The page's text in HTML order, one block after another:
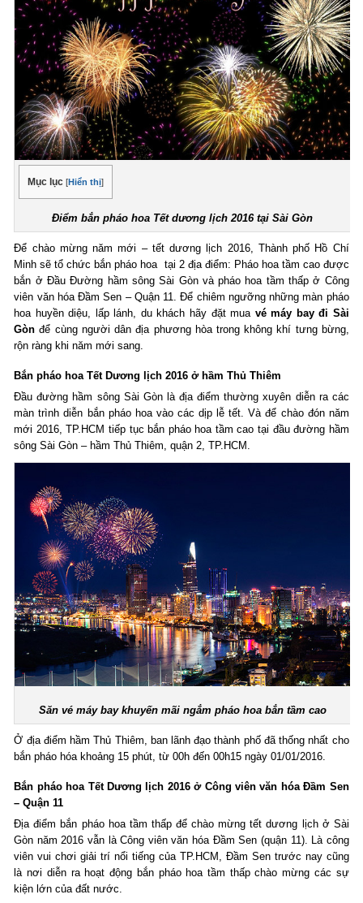
Mục lục [Hiển thị]
Điểm bắn pháo hoa Tết dương lịch 2016 tại Sài Gòn
Để chào mừng năm mới – tết dương lịch 2016, Thành phố Hồ Chí
Minh sẽ tổ chức bắn pháo hoa tại 2 địa điểm: Pháo hoa tầm cao được
bắn ở Đầu Đường hầm sông Sài Gòn và pháo hoa tầm thấp ở Công
viên văn hóa Đầm Sen – Quận 11. Để chiêm ngưỡng những màn pháo
hoa huyền diệu, lấp lánh, du khách hãy đặt mua vé máy bay đi Sài
Gòn để cùng người dân địa phương hòa trong không khí tưng bừng,
rộn ràng khi năm mới sang.
Bắn pháo hoa Tết Dương lịch 2016 ở hầm Thủ Thiêm
Đầu đường hầm sông Sài Gòn là địa điểm thường xuyên diễn ra các
màn trình diễn bắn pháo hoa vào các dịp lễ tết. Và để chào đón năm
mới 2016, TP.HCM tiếp tục bắn pháo hoa tầm cao tại đầu đường hầm
sông Sài Gòn – hầm Thủ Thiêm, quận 2, TP.HCM.
Săn vé máy bay khuyến mãingắm pháo hoa bắn tầm cao
Ở địa điểm hầm Thủ Thiêm, ban lãnh đạo thành phố đã thống nhất cho
bắn pháo hóa khoảng 15 phút, từ 00h đến 00h15 ngày 01/01/2016.
Bắn pháo hoa Tết Dương lịch 2016 ở Công viên văn hóa Đầm Sen
– Quận 11
Địa điểm bắn pháo hoa tầm thấp để chào mừng tết dương lịch ở Sài
Gòn năm 2016 vẫn là Công viên văn hóa Đầm Sen (quận 11). Là công
viên vui chơi giải trí nổi tiếng của TP.HCM, Đầm Sen trước nay cũng
là nơi diễn ra hoạt động bắn pháo hoa tầm thấp chào mừng các sự
kiện lớn của đất nước.